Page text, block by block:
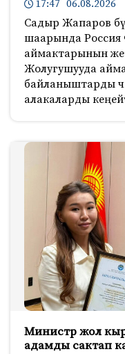
17:47 06.08.2026
Садыр Жапаров
шаарында
аймактарынын
Жолугушууда
байланыштарды
алакаларды
Министр жол
адамды сактап